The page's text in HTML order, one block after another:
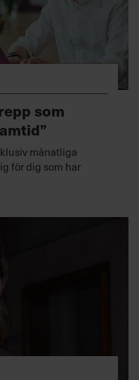
som
månatliga
för dig som har